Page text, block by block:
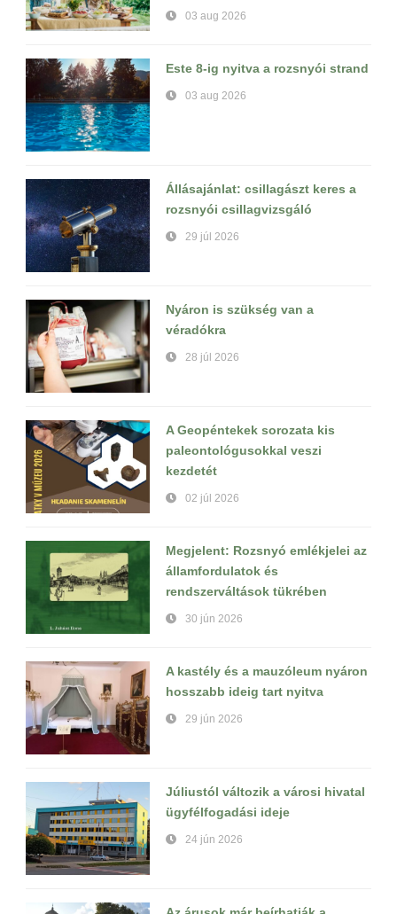
03 aug 2026
Este 8-ig nyitva a rozsnyói strand
03 aug 2026
Állásajánlat: csillagászt keres a
rozsnyói csillagvizsgáló
29 júl 2026
Nyáron is szükség van a
véradókra
28 júl 2026
A Geopéntekek sorozata kis
paleontológusokkal veszi
kezdetét
02 júl 2026
Megjelent: Rozsnyó emlékjelei az
államfordulatok és
rendszerváltások tükrében
30 jún 2026
A kastély és a mauzóleum nyáron
hosszabb ideig tart nyitva
29 jún 2026
Júliustól változik a városi hivatal
ügyfélfogadási ideje
24 jún 2026